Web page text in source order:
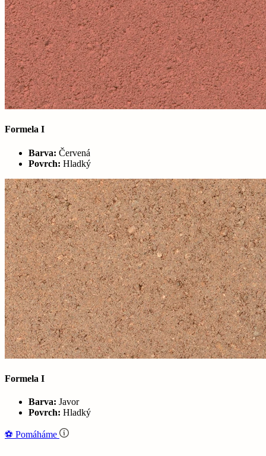
Formela I
Barva: Červená
Povrch: Hladký
Formela I
Barva: Javor
Povrch: Hladký
⚽‍️️ Pomáháme